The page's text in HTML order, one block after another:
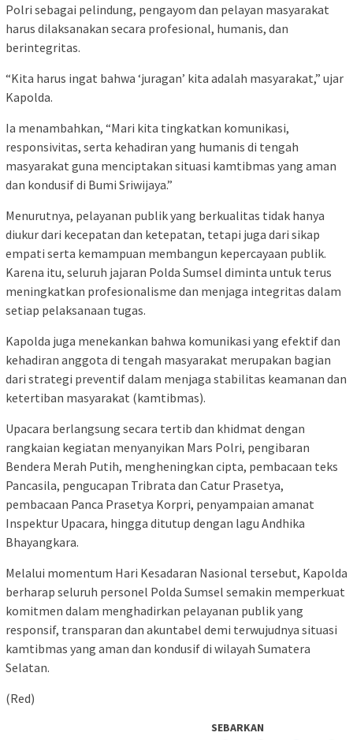
Polri sebagai pelindung, pengayom dan pelayan masyarakat
harus dilaksanakan secara profesional, humanis, dan
berintegritas.
“Kita harus ingat bahwa ‘juragan’ kita adalah masyarakat,” ujar
Kapolda.
Ia menambahkan, “Mari kita tingkatkan komunikasi,
responsivitas, serta kehadiran yang humanis di tengah
masyarakat guna menciptakan situasi kamtibmas yang aman
dan kondusif di Bumi Sriwijaya.”
Menurutnya, pelayanan publik yang berkualitas tidak hanya
diukur dari kecepatan dan ketepatan, tetapi juga dari sikap
empati serta kemampuan membangun kepercayaan publik.
Karena itu, seluruh jajaran Polda Sumsel diminta untuk terus
meningkatkan profesionalisme dan menjaga integritas dalam
setiap pelaksanaan tugas.
Kapolda juga menekankan bahwa komunikasi yang efektif dan
kehadiran anggota di tengah masyarakat merupakan bagian
dari strategi preventif dalam menjaga stabilitas keamanan dan
ketertiban masyarakat (kamtibmas).
Upacara berlangsung secara tertib dan khidmat dengan
rangkaian kegiatan menyanyikan Mars Polri, pengibaran
Bendera Merah Putih, mengheningkan cipta, pembacaan teks
Pancasila, pengucapan Tribrata dan Catur Prasetya,
pembacaan Panca Prasetya Korpri, penyampaian amanat
Inspektur Upacara, hingga ditutup dengan lagu Andhika
Bhayangkara.
Melalui momentum Hari Kesadaran Nasional tersebut, Kapolda
berharap seluruh personel Polda Sumsel semakin memperkuat
komitmen dalam menghadirkan pelayanan publik yang
responsif, transparan dan akuntabel demi terwujudnya situasi
kamtibmas yang aman dan kondusif di wilayah Sumatera
Selatan.
(Red)
SEBARKAN